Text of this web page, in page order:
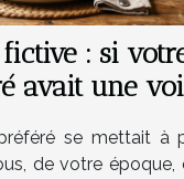
: si
avait une
se mettait à
de votre époque,